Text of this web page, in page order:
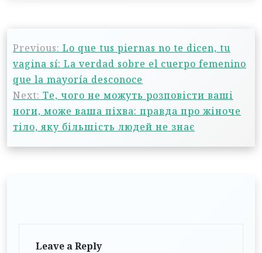
Previous: Lo que tus piernas no te dicen, tu
vagina sí: La verdad sobre el cuerpo femenino
que la mayoría desconoce
Next: Те, чого не можуть розповісти ваші
ноги, може ваша піхва: правда про жіноче
тіло, яку більшість людей не знає
Leave a Reply